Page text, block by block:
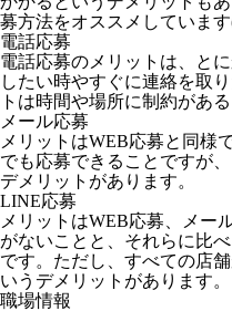
募方法をオススメしていま
電話応募
電話応募のメリットは、と
したい時やすぐに連絡を取
トは時間や場所に制約がある
メール応募
メリットはWEB応募と同様
でも応募できることですが
デメリットがあります。
LINE応募
メリットはWEB応募、メー
がないことと、それらに比
です。ただし、すべての店
いうデメリットがあります。
職場情報